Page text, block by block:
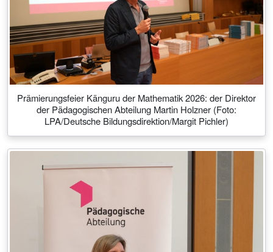
Prämierungsfeier Känguru der Mathematik 2026: der Direktor
der Pädagogischen Abteilung Martin Holzner (Foto:
LPA/Deutsche Bildungsdirektion/Margit Pichler)